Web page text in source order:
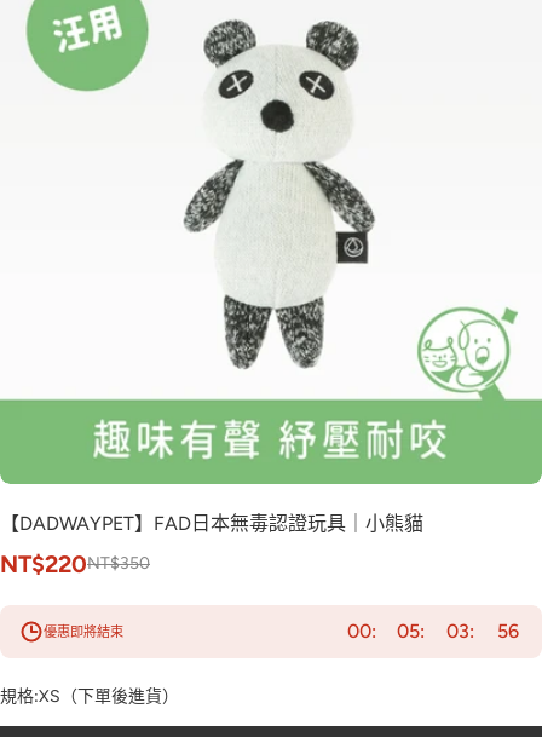
【DADWAYPET】FAD日本無毒認證玩具｜小熊貓
NT$220NT$350
優惠即將結束 00 05 03 55
規格:XS（下單後進貨）